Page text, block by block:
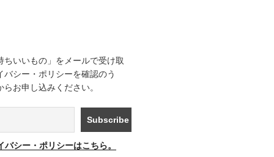
いいもの」をメールで受け取
バシー・ポリシーを確認のう
お申し込みください。
バシー・ポリシーはこちら。